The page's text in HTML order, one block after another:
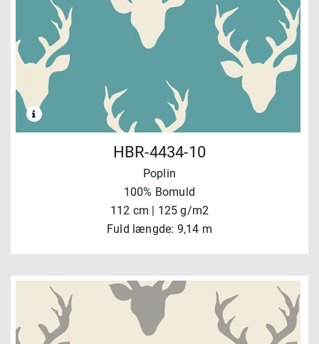
HBR-4434-10
Poplin
100% Bomuld
112 cm | 125 g/m2
Fuld længde: 9,14 m